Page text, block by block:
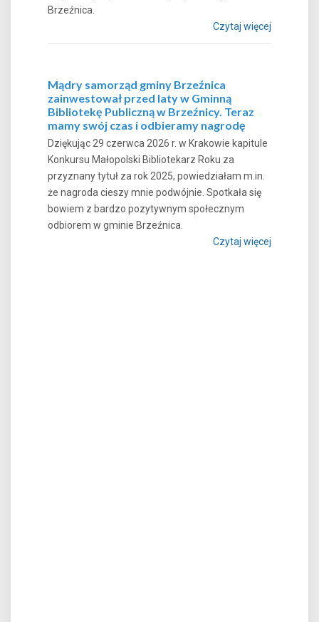
Brzeźnica.
Czytaj więcej
Mądry samorząd gminy Brzeźnica
zainwestował przed laty w Gminną
Bibliotekę Publiczną w Brzeźnicy. Teraz
mamy swój czas i odbieramy nagrodę
Dziękując 29 czerwca 2026 r. w Krakowie kapitule
Konkursu Małopolski Bibliotekarz Roku za
przyznany tytuł za rok 2025, powiedziałam m.in.
że nagroda cieszy mnie podwójnie. Spotkała się
bowiem z bardzo pozytywnym społecznym
odbiorem w gminie Brzeźnica.
Czytaj więcej